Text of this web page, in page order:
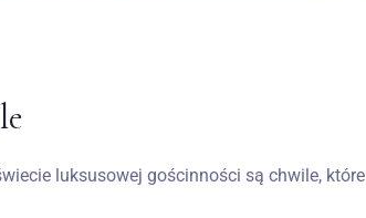
luksusowej gościnności są chwile, które